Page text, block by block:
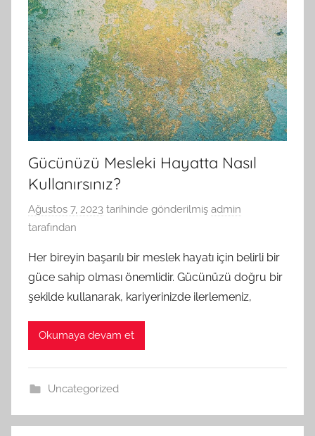
Gücünüzü Mesleki Hayatta Nasıl
Kullanırsınız?
Ağustos 7, 2023 tarihinde gönderilmiş admin
tarafından
Her bireyin başarılı bir meslek hayatı için belirli bir
güce sahip olması önemlidir. Gücünüzü doğru bir
şekilde kullanarak, kariyerinizde ilerlemeniz,
Okumaya devam et
Uncategorized